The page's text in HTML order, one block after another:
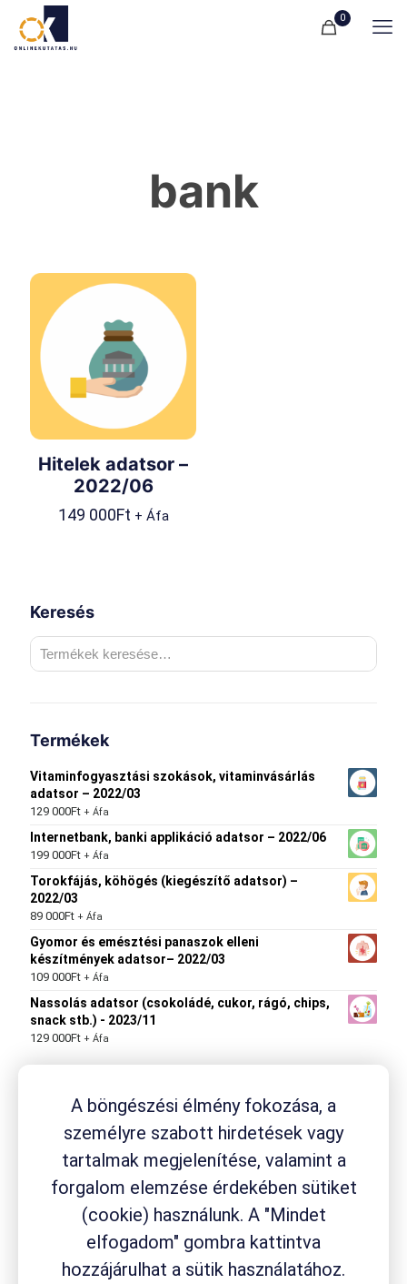
A böngészési élmény fokozása, a
személyre szabott hirdetések vagy
tartalmak megjelenítése, valamint a
forgalom elemzése érdekében sütiket
(cookie) használunk. A "Mindet
elfogadom" gombra kattintva
hozzájárulhat a sütik használatához.
0
bank
Hitelek adatsor –
2022/06
149 000Ft + Áfa
Keresés
Termékek
Vitaminfogyasztási szokások, vitaminvásárlás
adatsor – 2022/03
129 000Ft + Áfa
Internetbank, banki applikáció adatsor – 2022/06
199 000Ft + Áfa
Torokfájás, köhögés (kiegészítő adatsor) –
2022/03
89 000Ft + Áfa
Gyomor és emésztési panaszok elleni
készítmények adatsor– 2022/03
109 000Ft + Áfa
Nassolás adatsor (csokoládé, cukor, rágó, chips,
snack stb.) - 2023/11
129 000Ft + Áfa
Termék címkék
Ambrobene Aspirin Canesten drogéria fejfájás
Fluimucil fogyási módszer fájdalom fájdalomcsillapító gyógynövény
gyógyszer gyógyszerfogyasztás
gyógyszerkészítmény
gyógyszertár
gyógyszervásárlás
homeopátiás szer influenza internethasználat Kalmopyrin